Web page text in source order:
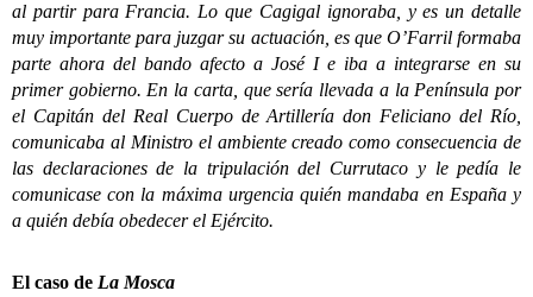
al partir para Francia. Lo que Cagigal ignoraba, y es un detalle
muy importante para juzgar su actuación, es que O’Farril formaba
parte ahora del bando afecto a José I e iba a integrarse en su
primer gobierno. En la carta, que sería llevada a la Península por
el Capitán del Real Cuerpo de Artillería don Feliciano del Río,
comunicaba al Ministro el ambiente creado como consecuencia de
las declaraciones de la tripulación del Currutaco y le pedía le
comunicase con la máxima urgencia quién mandaba en España y
a quién debía obedecer el Ejército.
El caso de La Mosca